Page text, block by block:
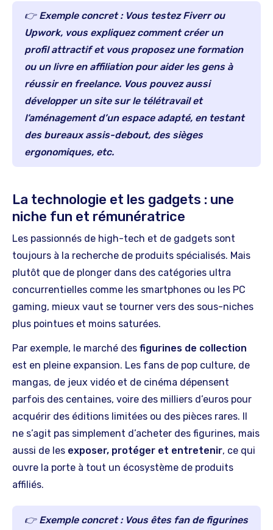
👉 Exemple concret :Vous testez Fiverr ou
Upwork, vous expliquez comment créer un
profil attractif et vous proposez une formation
ou un livre en affiliation pour aider les gens à
réussir en freelance. Vous pouvez aussi
développer un site sur le télétravail et
l’aménagement d’un espace adapté, en testant
des bureaux assis-debout, des sièges
ergonomiques, etc.
La technologie et les gadgets : une
niche fun et rémunératrice
Les passionnés de high-tech et de gadgets sont
toujours à la recherche de produits spécialisés. Mais
plutôt que de plonger dans des catégories ultra
concurrentielles comme les smartphones ou les PC
gaming, mieux vaut se tourner vers des sous-niches
plus pointues et moins saturées.
Par exemple, le marché des figurines de collection
est en pleine expansion. Les fans de pop culture, de
mangas, de jeux vidéo et de cinéma dépensent
parfois des centaines, voire des milliers d’euros pour
acquérir des éditions limitées ou des pièces rares. Il
ne s’agit pas simplement d’acheter des figurines, mais
aussi de les exposer, protéger et entretenir, ce qui
ouvre la porte à tout un écosystème de produits
affiliés.
👉 Exemple concret :Vous êtes fan de figurines